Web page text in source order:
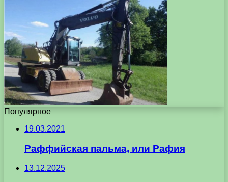
Популярное
19.03.2021
Раффийская пальма, или Рафия
13.12.2025